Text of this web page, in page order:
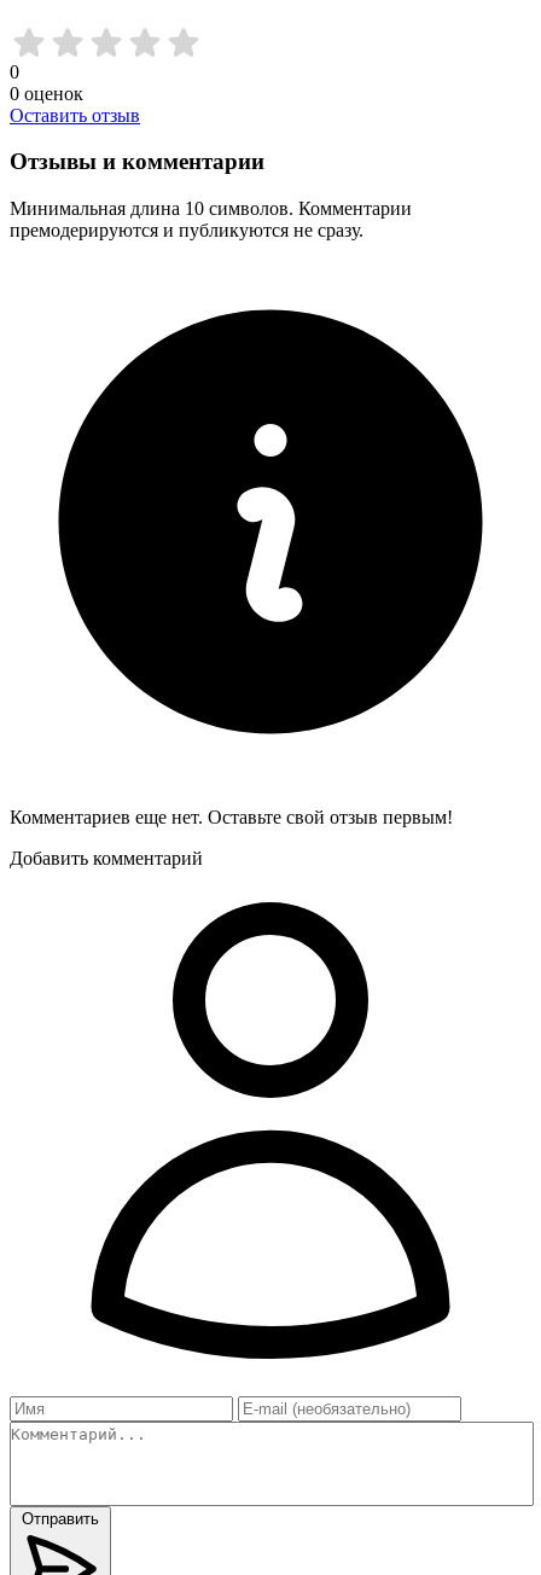
0
0 оценок
Оставить отзыв
Отзывы и комментарии
Минимальная длина 10 символов. Комментарии
премодерируются и публикуются не сразу.
Комментариев еще нет. Оставьте свой отзыв первым!
Добавить комментарий
Отправить